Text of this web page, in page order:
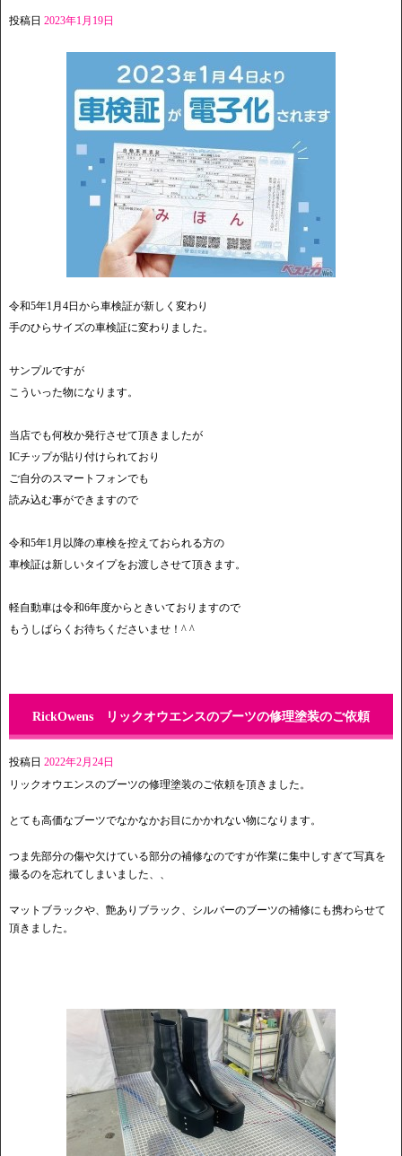
投稿日 2023年1月19日
令和5年1月4日から車検証が新しく変わり
手のひらサイズの車検証に変わりました。
サンプルですが
こういった物になります。
当店でも何枚か発行させて頂きましたが
ICチップが貼り付けられており
ご自分のスマートフォンでも
読み込む事ができますので
令和5年1月以降の車検を控えておられる方の
車検証は新しいタイプをお渡しさせて頂きます。
軽自動車は令和6年度からときいておりますので
もうしばらくお待ちくださいませ！^ ^
RickOwens リックオウエンスのブーツの修理塗装のご依頼
投稿日 2022年2月24日
リックオウエンスのブーツの修理塗装のご依頼を頂きました。
とても高価なブーツでなかなかお目にかかれない物になります。
つま先部分の傷や欠けている部分の補修なのですが作業に集中しすぎて写真を
撮るのを忘れてしまいました、、
マットブラックや、艶ありブラック、シルバーのブーツの補修にも携わらせて
頂きました。